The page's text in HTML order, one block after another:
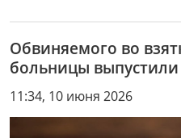
Обвиняемого во
больницы
11:34, 10 июня 2026